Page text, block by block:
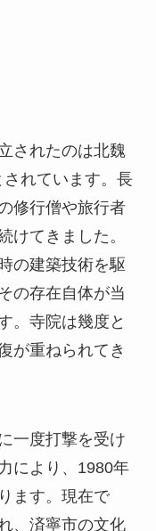
されたのは北魏
けてきました。
の存在自体が当
。寺院は幾度と
が重ねられてき
一度打撃を受け
により、1980年
ます。現在で
、済寧市の文化
の仏教徒が訪
れています。こ
鉄塔寺は歴史を
ます。